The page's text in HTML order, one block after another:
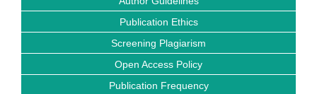
Publication Ethics
Screening Plagiarism
Open Access Policy
Publication Frequency